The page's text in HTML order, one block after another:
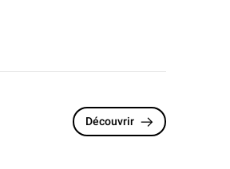
Découvrir